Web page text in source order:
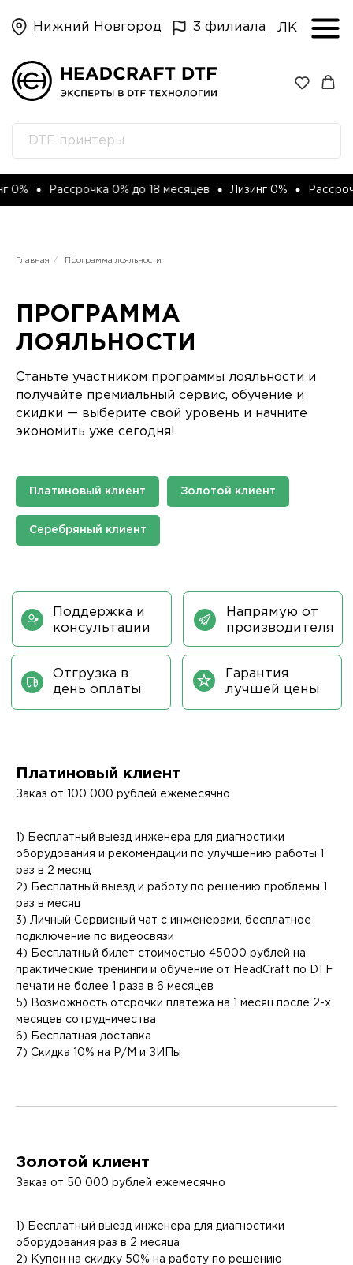
3 филиала
Нижний Новгород ЛК
Рассрочка 0% до 18 месяцев Лизинг 0% Рассрочка
Главная / Программа лояльности
ПРОГРАММА
ЛОЯЛЬНОСТИ
Станьте участником программы лояльности и
получайте премиальный сервис, обучение и
скидки — выберите свой уровень и начните
экономить уже сегодня!
Платиновый клиент Золотой клиент
Серебряный клиент
Напрямую от
Гарантия
лучшей цены
Поддержка и
день оплаты
Платиновый клиент
Заказ от 100 000 рублей ежемесячно
1) Бесплатный выезд инженера для диагностики
оборудования и рекомендации по улучшению работы 1
раз в 2 месяц
2) Бесплатный выезд и работу по решению проблемы 1
раз в месяц
3) Личный Сервисный чат с инженерами, бесплатное
подключение по видеосвязи
4) Бесплатный билет стоимостью 45000 рублей на
практические тренинги и обучение от HeadCraft по DTF
печати не более 1 раза в 6 месяцев
5) Возможность отсрочки платежа на 1 месяц после 2-х
месяцев сотрудничества
6) Бесплатная доставка
7) Скидка 10% на Р/М и ЗИПы
Золотой клиент
Заказ от 50 000 рублей ежемесячно
1) Бесплатный выезд инженера для диагностики
оборудования раз в 2 месяца
2) Купон на скидку 50% на работу по решению